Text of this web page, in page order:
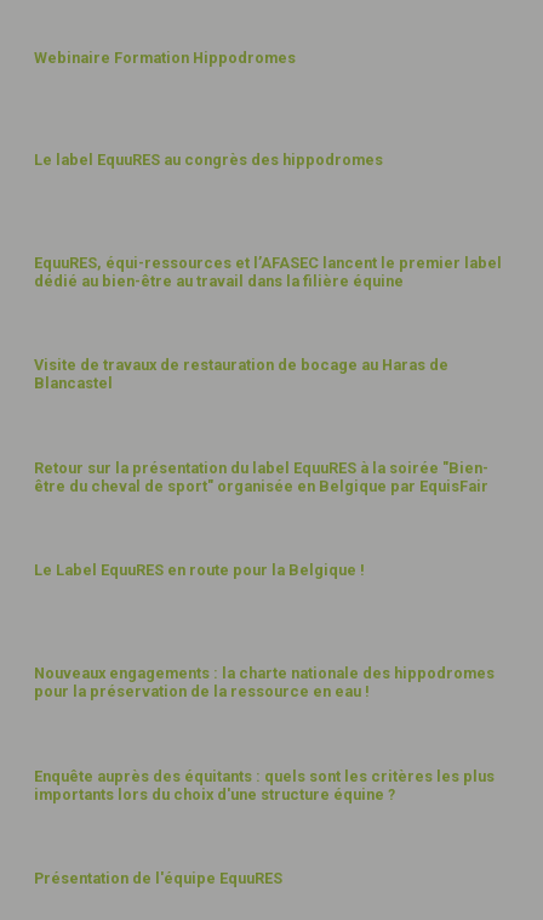
27
Webinaire Formation Hippodromes
27
Le label EquuRES au congrès des hippodromes
20
JUIN 23
EquuRES, équi-ressources et l’AFASEC lancent le premier label
dédié au bien-être au travail dans la filière équine
14
JUIN 23
Visite de travaux de restauration de bocage au Haras de
Blancastel
17
AVR23
Retour sur la présentation du label EquuRES à la soirée "Bien-
être du cheval de sport" organisée en Belgique par EquisFair
5
Le Label EquuRES en route pour la Belgique !
31
MARS23
Nouveaux engagements : la charte nationale des hippodromes
pour la préservation de la ressource en eau !
14
MARS23
Enquête auprès des équitants : quels sont les critères les plus
importants lors du choix d'une structure équine ?
17
Présentation de l'équipe EquuRES